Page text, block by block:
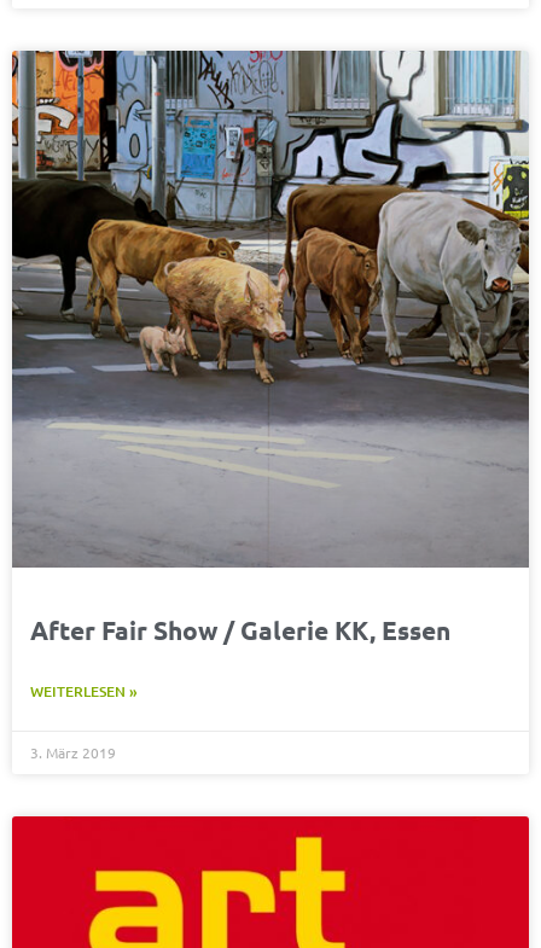
After Fair Show / Galerie KK, Essen
WEITERLESEN »
3. März 2019